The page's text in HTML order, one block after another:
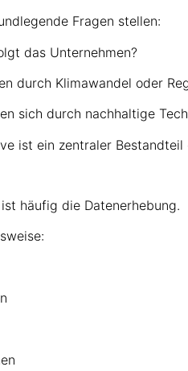
Fragen stellen:
das Unternehmen?
durch Klimawandel oder
sich durch nachhaltige
ist ein zentraler
häufig die Datenerhebung.